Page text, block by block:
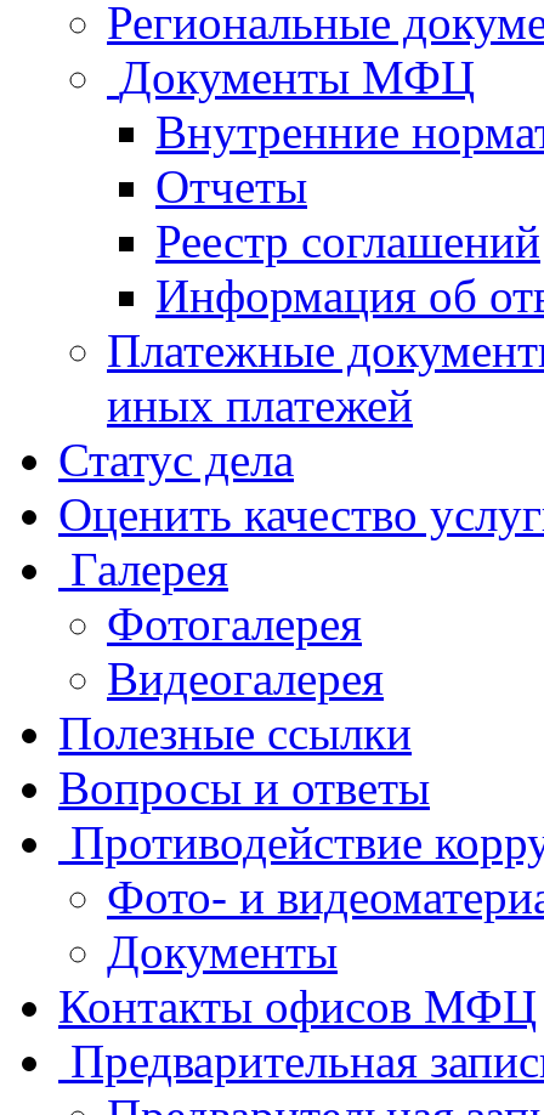
Региональные
Документы МФЦ
Внутренние
Отчеты
Реестр соглашений
Информация об
Платежные
иных платежей
Статус дела
Оценить качество
Галерея
Фотогалерея
Видеогалерея
Полезные ссылки
Вопросы и ответы
Противодействие
Фото- и
Документы
Контакты офисов МФЦ
Предварительная